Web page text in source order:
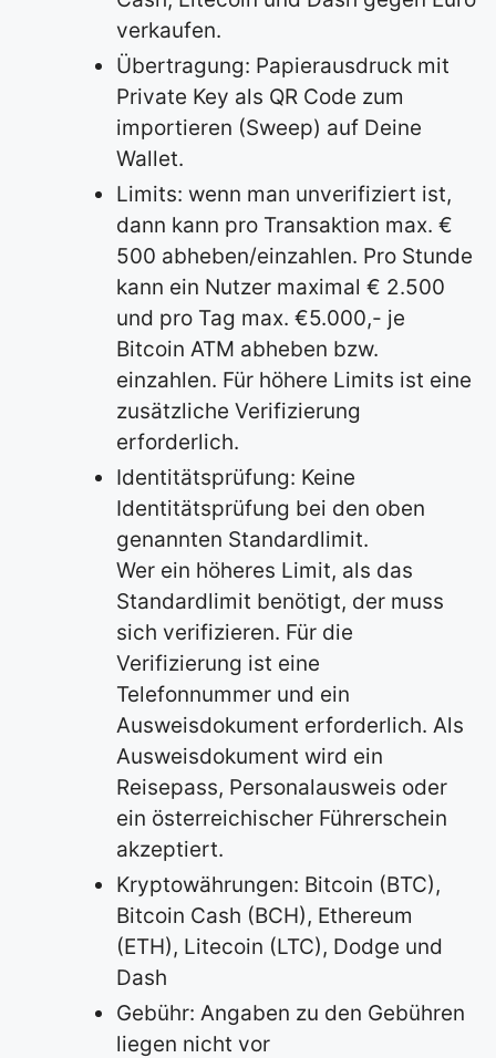
verkaufen.
Übertragung: Papierausdruck mit
Private Key als QR Code zum
importieren (Sweep) auf Deine
Wallet.
Limits: wenn man unverifiziert ist,
dann kann pro Transaktion max. €
500 abheben/einzahlen. Pro Stunde
kann ein Nutzer maximal € 2.500
und pro Tag max. €5.000,- je
Bitcoin ATM abheben bzw.
einzahlen. Für höhere Limits ist eine
zusätzliche Verifizierung
erforderlich.
Identitätsprüfung: Keine
Identitätsprüfung bei den oben
genannten Standardlimit.
Wer ein höheres Limit, als das
Standardlimit benötigt, der muss
sich verifizieren. Für die
Verifizierung ist eine
Telefonnummer und ein
Ausweisdokument erforderlich. Als
Ausweisdokument wird ein
Reisepass, Personalausweis oder
ein österreichischer Führerschein
akzeptiert.
Kryptowährungen: Bitcoin (BTC),
Bitcoin Cash (BCH), Ethereum
(ETH), Litecoin (LTC), Dodge und
Dash
Gebühr: Angaben zu den Gebühren
liegen nicht vor